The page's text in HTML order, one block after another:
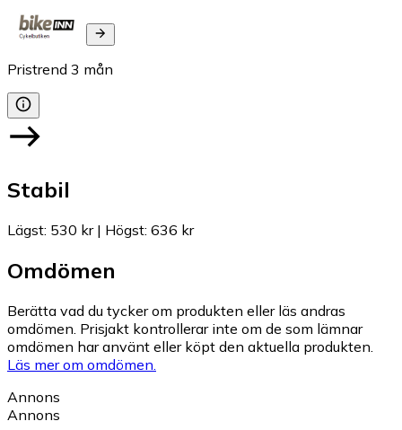
Pristrend 3 mån
Stabil
Lägst: 530 kr| Högst: 636 kr
Omdömen
Berätta vad du tycker om produkten eller läs andras
omdömen. Prisjakt kontrollerar inte om de som lämnar
omdömen har använt eller köpt den aktuella produkten.
Läs mer om omdömen.
Annons
Annons